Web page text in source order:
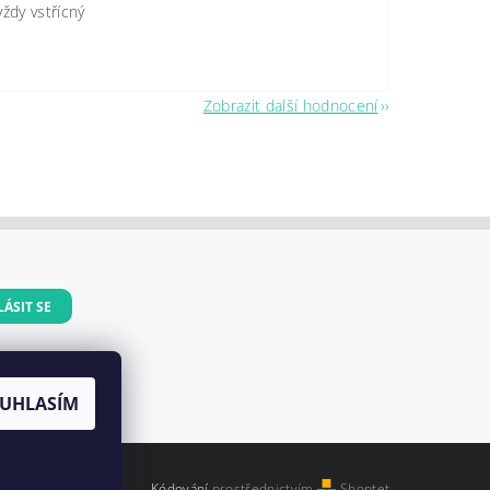
vstřícný
Zobrazit další hodnocení